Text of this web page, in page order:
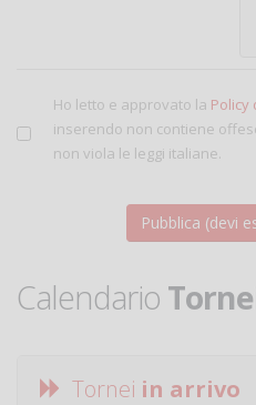
Ho letto e approvato la Policy
inserendo non contiene
non viola le leggi italiane.
Calendario
Tornei in arrivo